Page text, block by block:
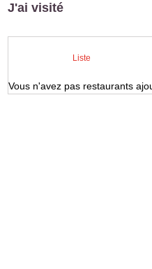
J'ai visité
Liste
Vous n'avez pas restaurants